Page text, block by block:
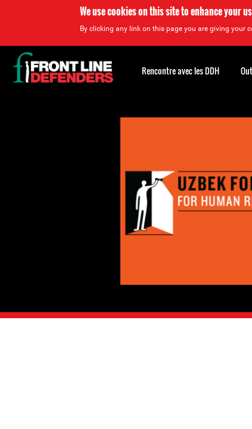
We use cookies on this site to enhance your
By clicking any link on this page you are giving your
Back
to
top
Rencontre avec les DDH